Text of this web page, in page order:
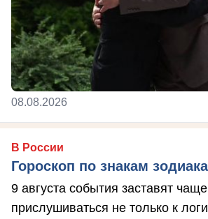
08.08.2026
В России
Гороскоп по знакам
9 августа события заставят чаще
прислушиваться не только к